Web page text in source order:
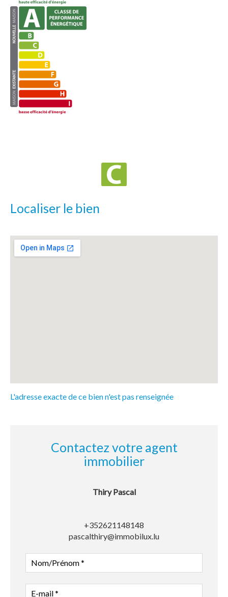
Localiser le bien
L'adresse exacte de ce bien n'est pas renseignée
Contactez votre agent
immobilier
Thiry Pascal
+352621148148
pascalthiry@immobilux.lu